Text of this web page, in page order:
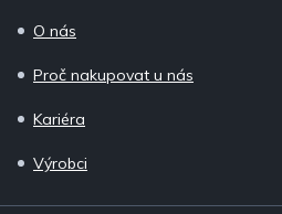
O nás
Proč nakupovat u nás
Kariéra
Výrobci